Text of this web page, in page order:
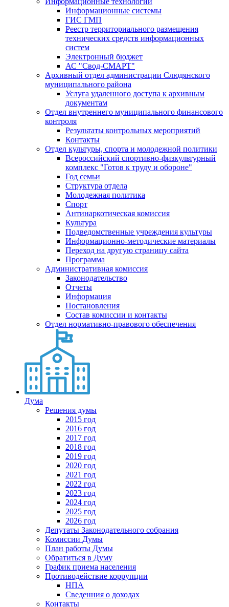
Информационные системы
ГИС ГМП
Реестр территориального размещения
технических средств информационных
систем
Электронный бюджет
АС "Свод-СМАРТ"
Архивный отдел администрации Слюдянского
муниципального района
Услуга удаленного доступа к архивным
документам
Отдел внутреннего муниципального финансового
контроля
Результаты контрольных мероприятий
Контакты
Отдел культуры, спорта и молодежной политики
Всероссийский спортивно-физкультурный
комплекс "Готов к труду и обороне"
Год семьи
Структура отдела
Молодежная политика
Спорт
Антинаркотическая комиссия
Культура
Подведомственные учреждения культуры
Информационно-методические материалы
Переход на другую страницу сайта
Программа
Административная комиссия
Законодательство
Отчеты
Информация
Постановления
Состав комиссии и контакты
Отдел нормативно-правового обеспечения
Дума
Решения думы
2015 год
2016 год
2017 год
2018 год
2019 год
2020 год
2021 год
2022 год
2023 год
2024 год
2025 год
2026 год
Депутаты Законодательного собрания
Комиссии Думы
План работы Думы
Обратиться в Думу
График приема населения
Противодействие коррупции
НПА
Сведенния о доходах
Контакты